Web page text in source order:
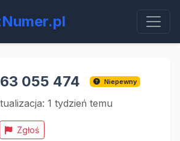
055 474 Niepewny
1 tydzień temu
Zgłoś